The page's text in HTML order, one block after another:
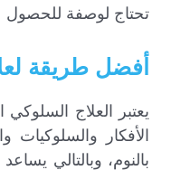
تحتاج لوصفة للحصول
أفضل طريقة
يعتبر العلاج
الأفكار والسلوكيات
بالنوم، وبالتالي